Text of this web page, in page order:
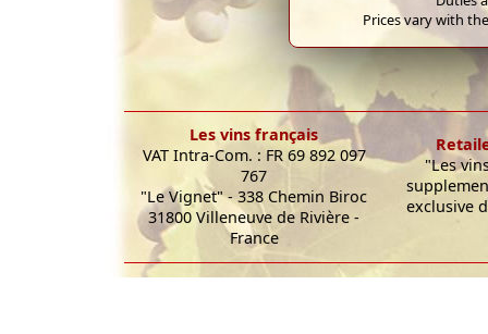
Prices vary with
Les vins français
VAT Intra-Com. : FR 69 892 097
767
"Le Vignet" - 338 Chemin Biroc
31800 Villeneuve de Rivière -
France
"Les
exclusive